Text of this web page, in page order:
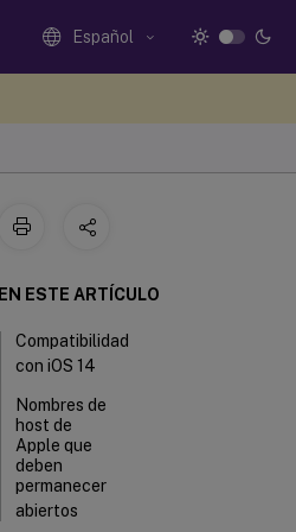
Español
EN ESTE ARTÍCULO
Compatibilidad
con iOS 14
Nombres de
host de
Apple que
deben
permanecer
abiertos